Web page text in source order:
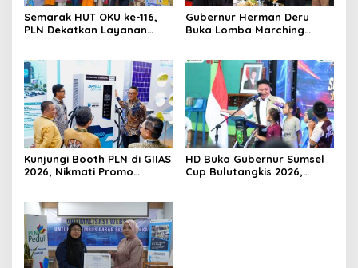
Semarak HUT OKU ke-116,
PLN Dekatkan Layanan
Gubernur Herman Deru
Buka Lomba Marching
dan Kedisiplinan Generasi
Muda
Kunjungi Booth PLN di GIIAS
2026, Nikmati Promo
HD Buka Gubernur Sumsel
Cup Bulutangkis 2026,